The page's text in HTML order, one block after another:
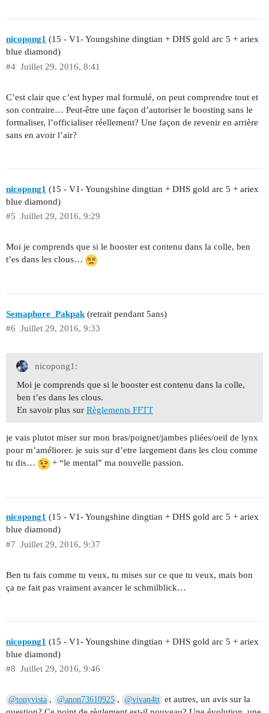
nicopong1 (15 - V1- Youngshine dingtian + DHS gold arc 5 + ariex
blue diamond)
Juillet 29, 2016, 8:41
#4
C’est clair que c’est hyper mal formulé, on peut comprendre tout et
son contraire… Peut-être une façon d’autoriser le boosting sans le
formaliser, l’officialiser réellement? Une façon de revenir en arrière
sans en avoir l’air?
nicopong1 (15 - V1- Youngshine dingtian + DHS gold arc 5 + ariex
blue diamond)
Juillet 29, 2016, 9:29
#5
Moi je comprends que si le booster est contenu dans la colle, ben
t’es dans les clous…
Semaphore_Pakpak (retrait pendant 5ans)
Juillet 29, 2016, 9:33
#6
nicopong1:
Moi je comprends que si le booster est contenu dans la colle,
ben t’es dans les clous.
En savoir plus sur Règlements FFTT
je vais plutot miser sur mon bras/poignet/jambes pliées/oeil de lynx
pour m’améliorer. je suis sur d’etre largement dans les clou comme
tu dis…
+ “le mental” ma nouvelle passion.
nicopong1 (15 - V1- Youngshine dingtian + DHS gold arc 5 + ariex
blue diamond)
Juillet 29, 2016, 9:37
#7
Ben tu fais comme tu veux, tu mises sur ce que tu veux, mais bon
ça ne fait pas vraiment avancer le schmilblick…
nicopong1 (15 - V1- Youngshine dingtian + DHS gold arc 5 + ariex
blue diamond)
Juillet 29, 2016, 9:46
#8
@tonyvista , @anon73610925 , @vivan4tt et autres, un avis sur la